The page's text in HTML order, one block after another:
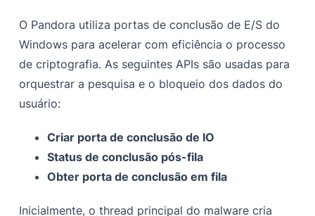
O Pandora utiliza portas de conclusão de E/S do
Windows para acelerar com eficiência o processo
de criptografia. As seguintes APIs são usadas para
orquestrar a pesquisa e o bloqueio dos dados do
usuário:
Criar porta de conclusão de IO
Status de conclusão pós-fila
Obter porta de conclusão em fila
Inicialmente, o thread principal do malware cria